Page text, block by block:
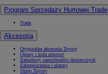
Program Sprzedaży Hurtowej Trade
Trade
Akcesoria
Oryginalne akcesoria Toyoty
Opony i koła zimowe
Zabudowy samochodów dostawczych
Zabezpieczenia i alarmy
Sklep Toyoty